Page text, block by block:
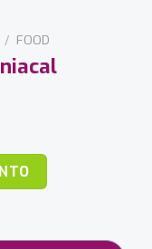
/ FOOD